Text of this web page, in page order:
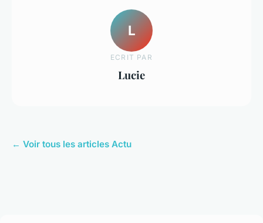
L
ECRIT PAR
Lucie
← Voir tous les articles Actu